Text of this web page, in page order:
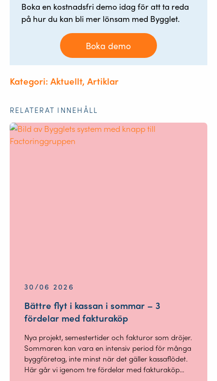
Boka en kostnadsfri demo idag för att ta reda
på hur du kan bli mer lönsam med Bygglet.
Boka demo
Kategori: Aktuellt, Artiklar
RELATERAT INNEHÅLL
30/06 2026
Bättre flyt i kassan i sommar – 3
fördelar med fakturaköp
Nya projekt, semestertider och fakturor som dröjer.
Sommaren kan vara en intensiv period för många
byggföretag, inte minst när det gäller kassaflödet.
Här går vi igenom tre fördelar med fakturaköp...